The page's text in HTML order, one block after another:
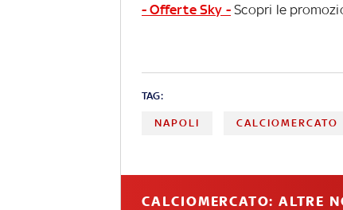
- Offerte Sky - Scopri le
TAG:
NAPOLI CALCIOMERCATO
CALCIOMERCATO: ALTRE